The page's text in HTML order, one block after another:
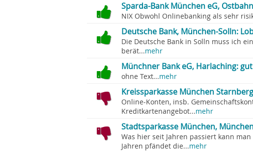
Sparda-Bank München eG,
NIX Obwohl Onlinebanking als sehr
Deutsche Bank, München-Solln:
Die Deutsche Bank in Solln muss ich
berät...mehr
Münchner Bank eG, Harlaching: gut
ohne Text...mehr
Kreissparkasse München
Online-Konten, insb.
Kreditkartenangebot...mehr
Stadtsparkasse München,
Was hier seit Jahren passiert kann
Jahren pfändet die...mehr